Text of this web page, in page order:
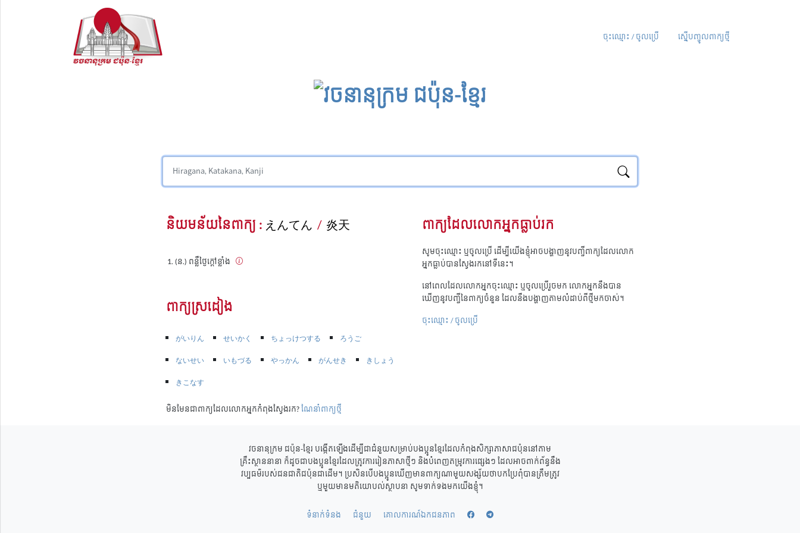
ចុះឈ្មោះ / ចូលប្រើ ស្នើបញ្ចូលពាក្យថ្មី
និយមន័យនៃពាក្យ :えんてん / 炎天
(ន.) ពន្លឺថ្ងៃក្តៅខ្លាំង
ពាក្យស្រដៀង
がいりん せいかく ちょっけつする
ろうご
ないせい
いもづる やっかん がんせき
きしょう
きこなす
មិនមែនជាពាក្យដែលលោកអ្នកកំពុងស្វែងរក?ណែនាំពាក្យថ្មី
ពាក្យដែលលោកអ្នកធ្លាប់រក
សូមចុះឈ្មោះ ឬចូលប្រើ ដើម្បីយើងខ្ញុំអាចបង្ហាញនូវបញ្ជីពាក្យដែលលោក
អ្នកធ្លាប់បានស្វែងរកនៅទីនេះ។
នៅពេលដែលលោកអ្នកចុះឈ្មោះ ឬចូលប្រើរួចមក លោកអ្នកនឹងបាន
ឃើញនូវបញ្ជីនៃពាក្យចំនួន ដែលនឹងបង្ហាញតាមលំដាប់ពីថ្មីមកចាស់។
ចុះឈ្មោះ / ចូលប្រើ
វចនានុក្រម ជប៉ុន-ខ្មែរ បង្កើតឡើងដើម្បីជាជំនួយសម្រាប់បងប្អូនខ្មែរដែលកំពុងសិក្សាភាសាជប៉ុននៅតាម
គ្រឹះស្ថាននានា ក៏ដូចជាបងប្អូនខ្មែរដែលត្រូវការរៀនភាសាថ្មីៗ និងបំពេញតម្រូវការផ្សេងៗ ដែលអាចពាក់ព័ន្ធនឹង
វប្បធម៌របស់ជនជាតិជប៉ុនជាដើម។ ប្រសិនបើបងប្អូនឃើញមានពាក្យណាមួយសង្ស័យថាបកប្រែពុំបានត្រឹមត្រូវ
ឬមួយមានមតិយោបល់ស្ថាបនា សូមទាក់ទងមកយើងខ្ញុំ។
ទំនាក់ទំនង ជំនួយ គោលការណ៍ឯកជនភាព